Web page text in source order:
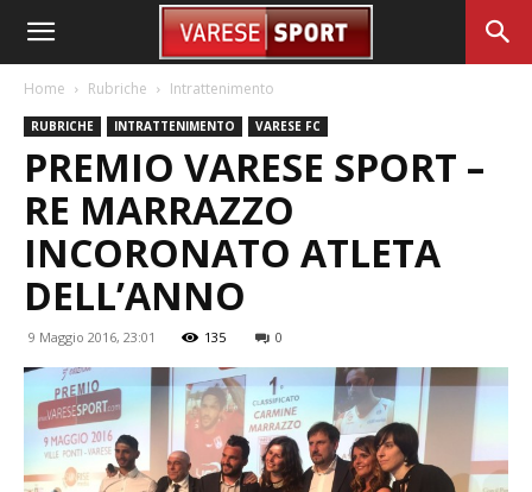
Home Rubriche Intrattenimento
RUBRICHE INTRATTENIMENTO VARESE FC
PREMIO VARESE SPORT –
RE MARRAZZO
INCORONATO ATLETA
DELL’ANNO
9 Maggio 2016, 23:01 135 0